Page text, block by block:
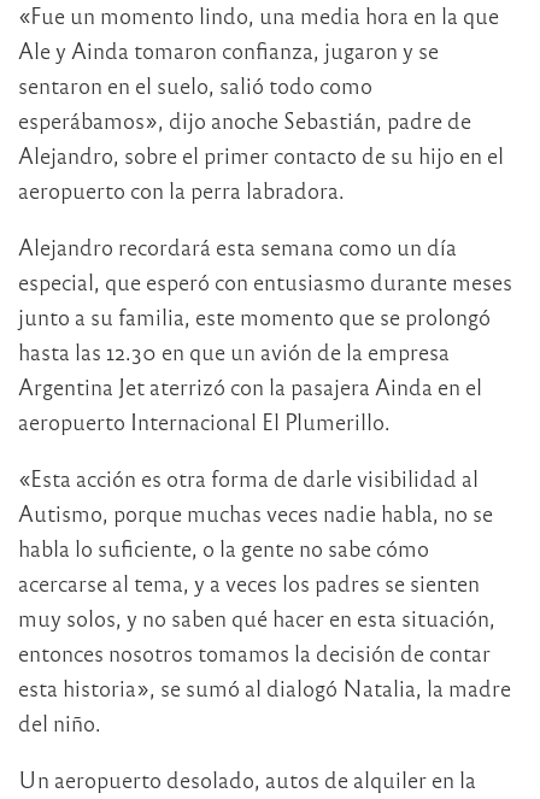
«Fue un momento lindo, una media hora en la que
Ale y Ainda tomaron confianza, jugaron y se
sentaron en el suelo, salió todo como
esperábamos», dijo anoche Sebastián, padre de
Alejandro, sobre el primer contacto de su hijo en el
aeropuerto con la perra labradora.
Alejandro recordará esta semana como un día
especial, que esperó con entusiasmo durante meses
junto a su familia, este momento que se prolongó
hasta las 12.30 en que un avión de la empresa
Argentina Jet aterrizó con la pasajera Ainda en el
aeropuerto Internacional El Plumerillo.
«Esta acción es otra forma de darle visibilidad al
Autismo, porque muchas veces nadie habla, no se
habla lo suficiente, o la gente no sabe cómo
acercarse al tema, y a veces los padres se sienten
muy solos, y no saben qué hacer en esta situación,
entonces nosotros tomamos la decisión de contar
esta historia», se sumó al dialogó Natalia, la madre
del niño.
Un aeropuerto desolado, autos de alquiler en la